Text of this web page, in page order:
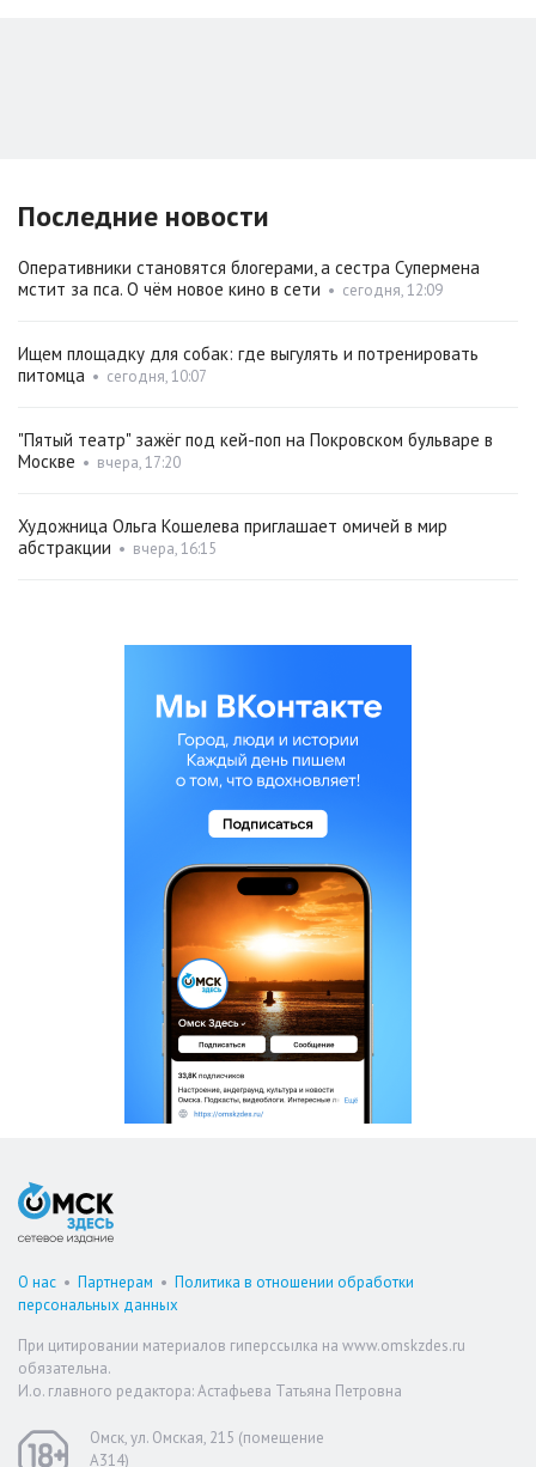
Последние новости
Оперативники становятся блогерами, а сестра Супермена
мстит за пса. О чём новое кино в сети • сегодня, 12:09
Ищем площадку для собак: где выгулять и потренировать
питомца • сегодня, 10:07
"Пятый театр" зажёг под кей-поп на Покровском бульваре в
Москве • вчера, 17:20
Художница Ольга Кошелева приглашает омичей в мир
абстракции • вчера, 16:15
О нас • Партнерам • Политика в отношении обработки
персональных данных
При цитировании материалов гиперссылка на www.omskzdes.ru
обязательна.
И.о. главного редактора: Астафьева Татьяна Петровна
Омск, ул. Омская, 215 (помещение
А314)